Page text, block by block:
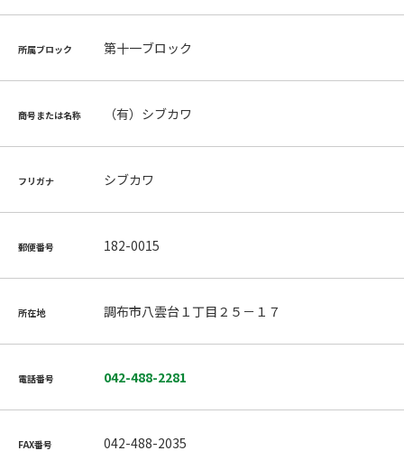
所属ブロック 第十一ブロック
商号または名称 （有）シブカワ
フリガナ シブカワ
郵便番号 182-0015
所在地 調布市八雲台１丁目２５－１７
電話番号 042-488-2281
FAX番号 042-488-2035